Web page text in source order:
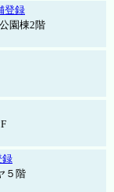
登録
園棟2階
録
５階